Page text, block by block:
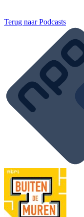
Terug naarPodcasts